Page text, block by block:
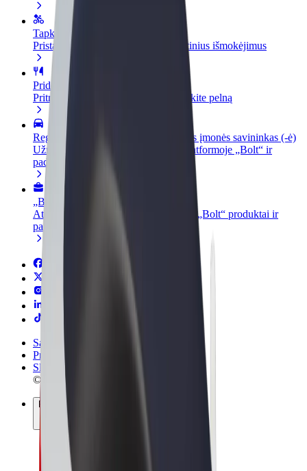
Tapkite kurjeriu (-e)
Pristatinėkite maistą ir gaukite savaitinius išmokėjimus
Pridėti restoraną ar parduotuvę
Pritraukite daugiau klientų ir padidinkite pelną
Registruotis kaip automobilių nuomos įmonės savininkas (-ė)
Užregistruokite savo automobilius platformoje „Bolt“ ir
padidinkite pajamas
„Bolt for Business“
Atskirų įmonių poreikiams pritaikomi „Bolt“ produktai ir
paslaugos
Sąlygos
Privatumas
Slapukai
© 2026 Bolt Technology OÜ
Paslaugos
Kelionės
Paspirtukai